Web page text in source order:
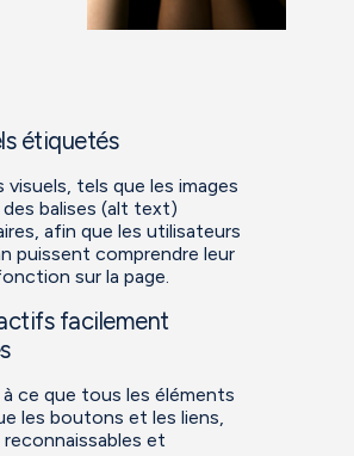
étiquetés
visuels, tels que les images
balises (alt text)
afin que les utilisateurs
puissent comprendre leur
sur la page.
facilement
ce que tous les éléments
les boutons et les liens,
et